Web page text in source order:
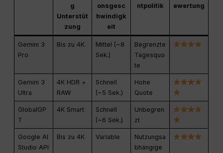
g
Unterstüt
zung
onsgesc
hwindigk
eit
ntpolitik
ewertung
Gemini 3
Pro
Bis zu 4K
Mittel (~8
Sek.)
Begrenzte
Tagesquo
te
Gemini 3
Ultra
4K HDR +
RAW
Schnell
(~5 Sek.)
Hohe
Quote
GlobalGP
T
4K Smart
Schnell
(~6 Sek.)
Unbegren
zt
Google AI
Studio API
Bis zu 4K Variable
Nutzungsa
bhängige